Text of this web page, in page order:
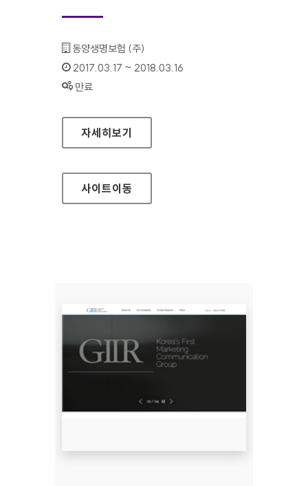
기관명 :
동양생명보험 (주)
인증기간 :
2017.03.17 ~ 2018.03.16
상태 :
만료
동양생명 대표 홈페이지
자세히보기
사이트이동